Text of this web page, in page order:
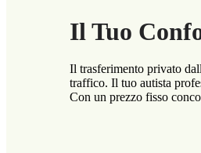
Il Tuo
Il trasferimento privato
traffico. Il tuo autista
Con un prezzo fisso